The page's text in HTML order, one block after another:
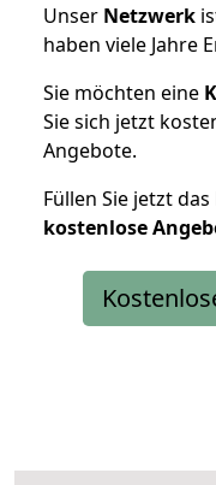
Unser Netzwerk
haben viele Jahre
Sie möchten eine
Sie sich jetzt
Angebote.
Füllen Sie jetzt
kostenlose